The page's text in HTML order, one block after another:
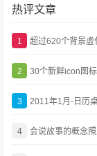
热评文章
1 超过620个背景
2 30个新鲜icon图
3 2011年1月-日历
4 会说故事的概念